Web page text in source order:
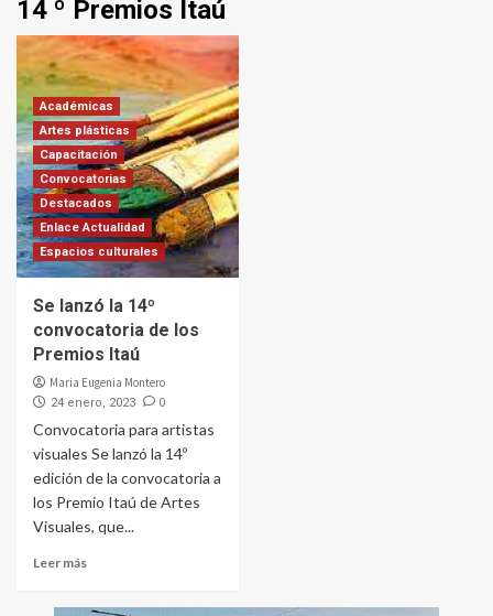
14 º Premios Itaú
Académicas
Artes plásticas
Capacitación
Convocatorias
Destacados
Enlace Actualidad
Espacios culturales
Se lanzó la 14º
convocatoria de los
Premios Itaú
Maria Eugenia Montero
24 enero, 2023 0
Convocatoria para artistas
visuales Se lanzó la 14º
edición de la convocatoria a
los Premio Itaú de Artes
Visuales, que...
Leer más